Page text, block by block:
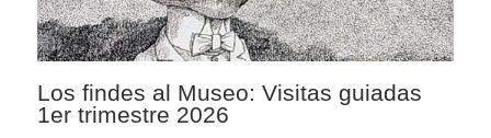
Los findes al Museo: Visitas guiadas
1er trimestre 2026